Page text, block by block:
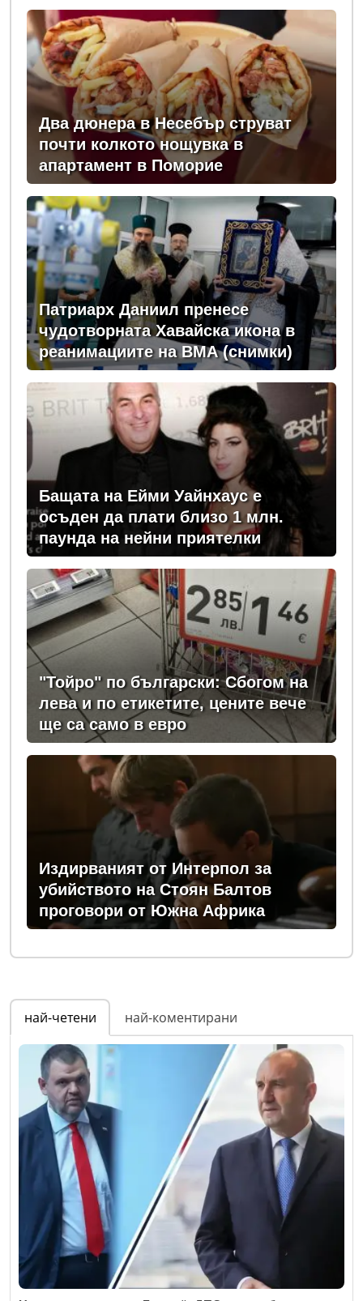
Два дюнера в Несебър струват
почти колкото нощувка в
апартамент в Поморие
Патриарх Даниил пренесе
чудотворната Хавайска икона в
реанимациите на ВМА (снимки)
Бащата на Ейми Уайнхаус е
осъден да плати близо 1 млн.
паунда на нейни приятелки
"Тойро" по български: Сбогом на
лева и по етикетите, цените вече
ще са само в евро
Издирваният от Интерпол за
убийството на Стоян Балтов
проговори от Южна Африка
най-четени най-коментирани